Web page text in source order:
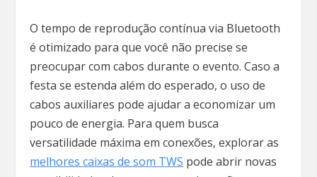
O tempo de reprodução contínua via Bluetooth
é otimizado para que você não precise se
preocupar com cabos durante o evento. Caso a
festa se estenda além do esperado, o uso de
cabos auxiliares pode ajudar a economizar um
pouco de energia. Para quem busca
versatilidade máxima em conexões, explorar as
melhores caixas de som TWS pode abrir novas